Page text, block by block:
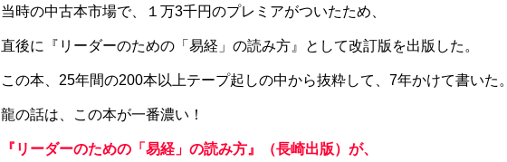
当時の中古本市場で、１万3千円のプレミアがついたため、
直後に『リーダーのための「易経」の読み方』として改訂版を出版した。
この本、25年間の200本以上テープ起しの中から抜粋して、7年かけて書いた。
龍の話は、この本が一番濃い！
『リーダーのための「易経」の読み方』（長崎出版）が、